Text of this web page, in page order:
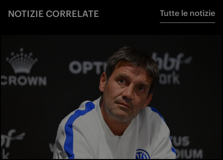
NOTIZIE CORRELATE Tutte le notizie